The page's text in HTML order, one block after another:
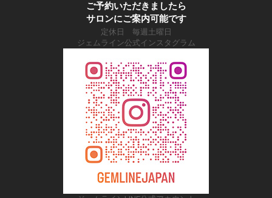
ご予約いただきましたら
サロンにご案内可能です
定休日 毎週土曜日
ジェムライン公式インスタグラム